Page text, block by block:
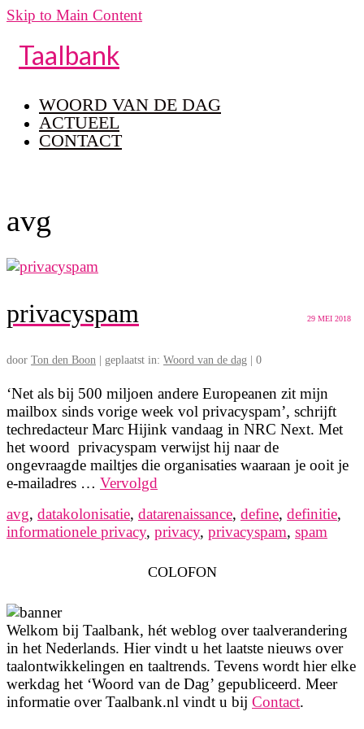
Skip to Main Content
Taalbank
WOORD VAN DE DAG
ACTUEEL
CONTACT
avg
29 MEI 2018
privacyspam
door Ton den Boon geplaatst in: Woord van de dag 0
‘Net als bij 500 miljoen andere Europeanen zit mijn
mailbox sinds vorige week vol privacyspam’, schrijft
techredacteur Marc Hijink vandaag in NRC Next. Met
het woord privacyspam verwijst hij naar de
ongevraagde mailtjes die organisaties waaraan je ooit je
e-mailadres … Vervolgd
avg, datakolonisatie, datarenaissance, define, definitie,
informationele privacy, privacy, privacyspam, spam
COLOFON
Welkom bij Taalbank, hét weblog over taalverandering
in het Nederlands. Hier vindt u het laatste nieuws over
taalontwikkelingen en taaltrends. Tevens wordt hier elke
werkdag het ‘Woord van de Dag’ gepubliceerd. Meer
informatie over Taalbank.nl vindt u bij Contact.